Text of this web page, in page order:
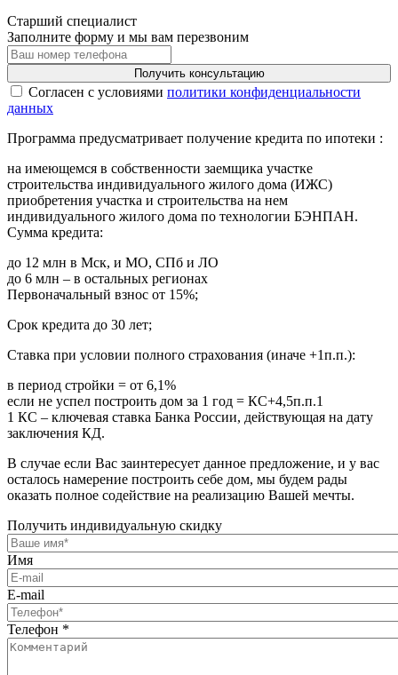
Старший специалист
Заполните форму и мы вам перезвоним
Получить консультацию
Cогласен с условиями политики конфиденциальности
данных
Программа предусматривает получение кредита по ипотеки :
на имеющемся в собственности заемщика участке
строительства индивидуального жилого дома (ИЖС)
приобретения участка и строительства на нем
индивидуального жилого дома по технологии БЭНПАН.
Сумма кредита:
до 12 млн в Мск, и МО, СПб и ЛО
до 6 млн – в остальных регионах
Первоначальный взнос от 15%;
Срок кредита до 30 лет;
Ставка при условии полного страхования (иначе +1п.п.):
в период стройки = от 6,1%
если не успел построить дом за 1 год = КС+4,5п.п.1
1 КС – ключевая ставка Банка России, действующая на дату
заключения КД.
В случае если Вас заинтересует данное предложение, и у вас
осталось намерение построить себе дом, мы будем рады
оказать полное содействие на реализацию Вашей мечты.
Получить индивидуальную скидку
Имя
E-mail
Телефон *